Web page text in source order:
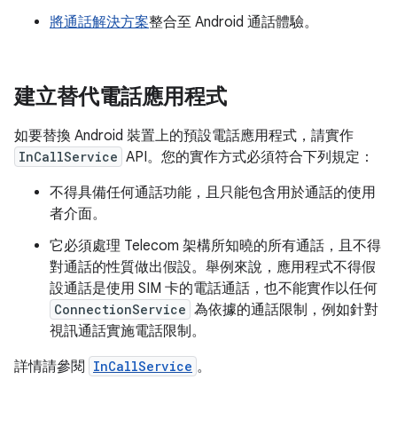
將通話解決方案整合至 Android 通話體驗。
建立替代電話應用程式
如要替換 Android 裝置上的預設電話應用程式，請實作
InCallService API。您的實作方式必須符合下列規定：
不得具備任何通話功能，且只能包含用於通話的使用
者介面。
它必須處理 Telecom 架構所知曉的所有通話，且不得
對通話的性質做出假設。舉例來說，應用程式不得假
設通話是使用 SIM 卡的電話通話，也不能實作以任何
ConnectionService 為依據的通話限制，例如針對
視訊通話實施電話限制。
詳情請參閱
InCallService 。